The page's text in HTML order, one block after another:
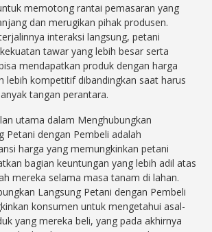
memotong rantai pemasaran yang
dan merugikan pihak produsen.
interaksi langsung, petani
tawar yang lebih besar serta
mendapatkan produk dengan harga
lebih kompetitif dibandingkan saat harus
tangan perantara.
utama dalam Menghubungkan
Petani dengan Pembeli adalah
harga yang memungkinkan petani
bagian keuntungan yang lebih adil atas
mereka selama masa tanam di lahan.
Langsung Petani dengan Pembeli
konsumen untuk mengetahui asal-
yang mereka beli, yang pada akhirnya